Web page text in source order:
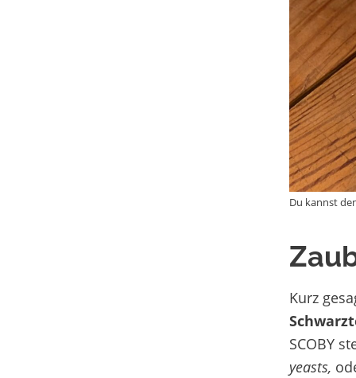
Du kannst
Kurz
SCOBY
yeasts,